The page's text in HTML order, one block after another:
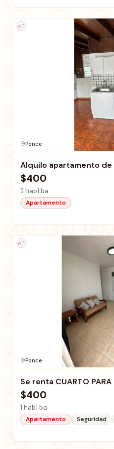
Ponce
Alquilo apartamento
$400
2 hab1 ba
Apartamento
Ponce
Se renta CUARTO PARA
$400
1 hab1 ba
Apartamento Seguridad